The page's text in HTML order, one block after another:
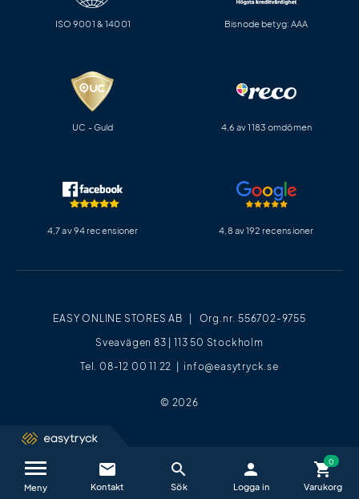
Kontakta oss / FAQ close
EASY ONLINE STORES AB | Org.nr. 556702-9755
Sveavägen 83 | 113 50 Stockholm
Tel. 08-12 00 11 22 | info@easytryck.se
© 2026
ISO 9001 & 14001 Bisnode betyg: AAA
UC - Guld 4,6 av 1183 omdömen
4,7 av 94 recensioner 4,8 av 192 recensioner
Meny
email search person shopping_cart